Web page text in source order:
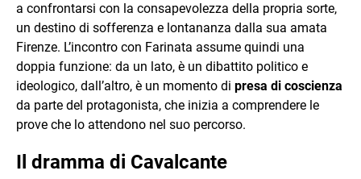
a confrontarsi con la consapevolezza della propria sorte,
un destino di sofferenza e lontananza dalla sua amata
Firenze. L’incontro con Farinata assume quindi una
doppia funzione: da un lato, è un dibattito politico e
ideologico, dall’altro, è un momento di presa di coscienza
da parte del protagonista, che inizia a comprendere le
prove che lo attendono nel suo percorso.
Il dramma di Cavalcante